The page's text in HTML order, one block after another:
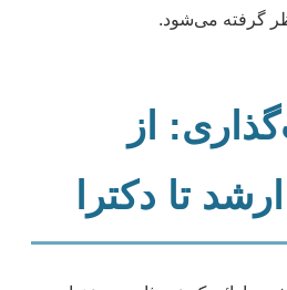
گرفته می‌شود.
از
تا دکترا